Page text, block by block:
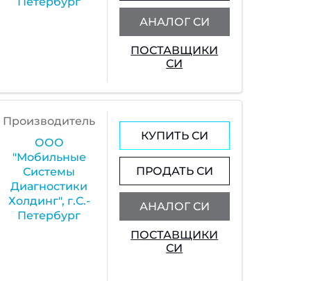
АНАЛОГ СИ
ПОСТАВЩИКИ
СИ
Производитель
ООО
"Мобильные
Системы
Диагностики
Холдинг", г.С.-
Петербург
КУПИТЬ СИ
ПРОДАТЬ СИ
АНАЛОГ СИ
ПОСТАВЩИКИ
СИ